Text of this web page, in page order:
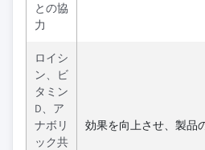
との協
力
ロイシ
ン、ビ
タミン
D、ア
ナボリ
ック共
効果を向上させ、製品